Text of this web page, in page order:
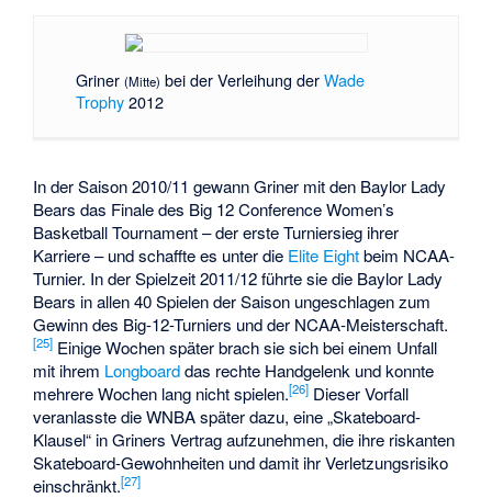
Griner (Mitte) bei der Verleihung derWade
Trophy2012
In der Saison 2010/11 gewann Griner mit den Baylor Lady
Bears das Finale des Big 12 Conference Women’s
Basketball Tournament – der erste Turniersieg ihrer
Karriere – und schaffte es unter die Elite Eightbeim NCAA-
Turnier. In der Spielzeit 2011/12 führte sie die Baylor Lady
Bears in allen 40 Spielen der Saison ungeschlagen zum
Gewinn des Big-12-Turniers und der NCAA-Meisterschaft.
[25] Einige Wochen später brach sie sich bei einem Unfall
mit ihrem Longboarddas rechte Handgelenk und konnte
mehrere Wochen lang nicht spielen.[26] Dieser Vorfall
veranlasste die WNBA später dazu, eine „Skateboard-
Klausel“ in Griners Vertrag aufzunehmen, die ihre riskanten
Skateboard-Gewohnheiten und damit ihr Verletzungsrisiko
einschränkt.[27]